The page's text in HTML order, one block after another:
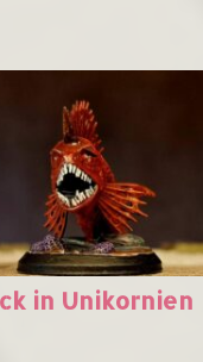
in Unikornien